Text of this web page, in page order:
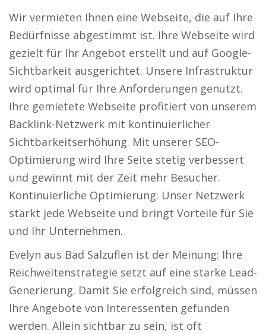
Wir vermieten Ihnen eine Webseite, die auf Ihre
Bedürfnisse abgestimmt ist. Ihre Webseite wird
gezielt für Ihr Angebot erstellt und auf Google-
Sichtbarkeit ausgerichtet. Unsere Infrastruktur
wird optimal für Ihre Anforderungen genutzt.
Ihre gemietete Webseite profitiert von unserem
Backlink-Netzwerk mit kontinuierlicher
Sichtbarkeitserhöhung. Mit unserer SEO-
Optimierung wird Ihre Seite stetig verbessert
und gewinnt mit der Zeit mehr Besucher.
Kontinuierliche Optimierung: Unser Netzwerk
stärkt jede Webseite und bringt Vorteile für Sie
und Ihr Unternehmen.
Evelyn aus Bad Salzuflen ist der Meinung: Ihre
Reichweitenstrategie setzt auf eine starke Lead-
Generierung. Damit Sie erfolgreich sind, müssen
Ihre Angebote von Interessenten gefunden
werden. Allein sichtbar zu sein, ist oft